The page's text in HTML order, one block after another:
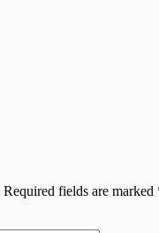
Required fields are marked